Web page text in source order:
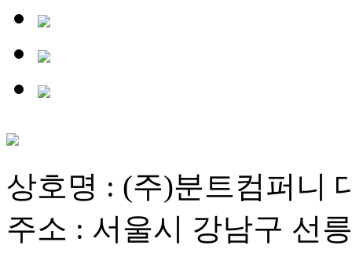
상호명 : (주)분트컴퍼니
주소 : 서울시 강남구 선